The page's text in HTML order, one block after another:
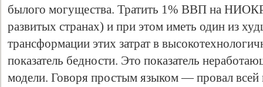
былого могущества. Тратить 1% ВВП на
развитых странах) и при этом иметь один из
трансформации этих затрат в
показатель бедности. Это показатель
модели. Говоря простым языком — провал всей